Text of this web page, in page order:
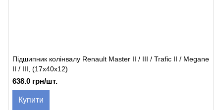
Підшипник колінвалу Renault Master II / III / Trafic II / Megane
II / III, (17x40x12)
638.0 грн/шт.
Купити